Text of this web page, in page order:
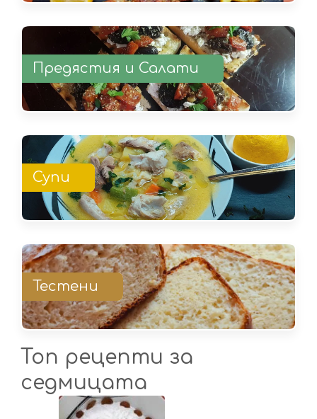
Предястия и Салати
Супи
Тестени
Топ рецепти за
седмицата